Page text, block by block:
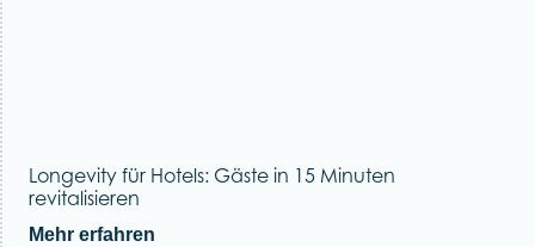
Longevity für Hotels: Gäste in 15 Minuten
revitalisieren
Mehr erfahren